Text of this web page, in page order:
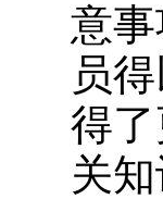
意
员
得
关知